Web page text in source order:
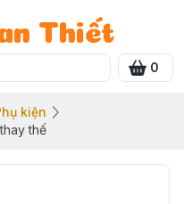
Thiết
0
kiện
thế